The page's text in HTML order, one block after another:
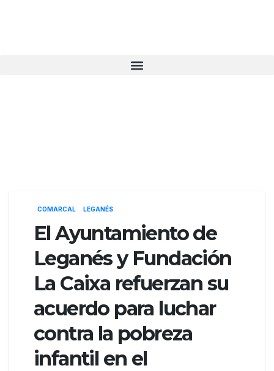
COMARCAL LEGANÉS
El Ayuntamiento de
Leganés y Fundación
La Caixa refuerzan su
acuerdo para luchar
contra la pobreza
infantil en el